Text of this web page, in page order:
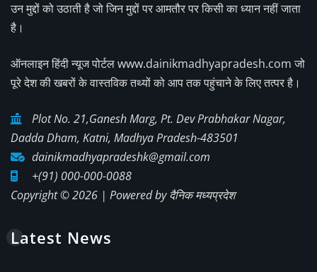
उन मुद्दों को उठाती है जो जिन मुद्दों पर आमतौर पर किसी का ध्यान नहीं जाता
है।
ऑनलाइन हिंदी न्यूज पोर्टल www.dainikmadhyapradesh.com जो
पूरे देश की खबरों के वास्तविक तथ्यों को आप तक पहुंचाने के लिए तत्पर है।
Plot No. 21,Ganesh Marg, Pt. Dev Prabhakar Nagar,
Dadda Dham, Katni, Madhya Pradesh-483501
dainikmadhyapradeshk@gmail.com
+(91) 000-000-0088
Copyright © 2026 | Powered byदैनिक मध्यप्रदेश
Latest News